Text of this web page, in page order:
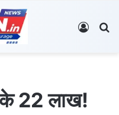
Log In
के 22 लाख!